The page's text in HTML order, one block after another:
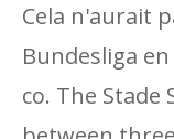
Cela n'aurait
Bundesliga
co. The Stade